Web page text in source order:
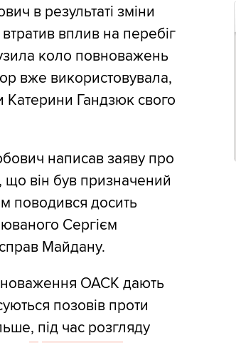
в результаті зміни
вплив на перебіг
коло повноважень
вже використовувала,
Катерини Гандзюк свого
написав заяву про
що він був призначений
поводився досить
Сергієм
Майдану.
ОАСК дають
позовів проти
під час розгляду